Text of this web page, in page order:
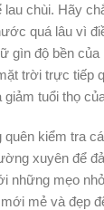
lau chùi. Hãy
quá lâu vì
gìn độ bền
trời trực tiếp
giảm tuổi thọ
quên kiểm tra
xuyên để
những mẹo
mẻ và đẹp